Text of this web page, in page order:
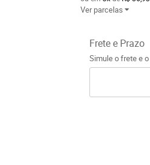
Ver parcelas
Frete e Prazo
Simule o frete e